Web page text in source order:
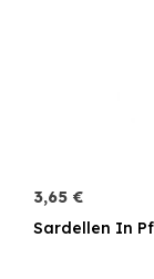
3,65 €
Sardellen In